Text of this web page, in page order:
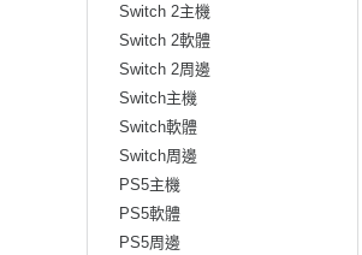
Switch 2主機
Switch 2軟體
Switch 2周邊
Switch主機
Switch軟體
Switch周邊
PS5主機
PS5軟體
PS5周邊